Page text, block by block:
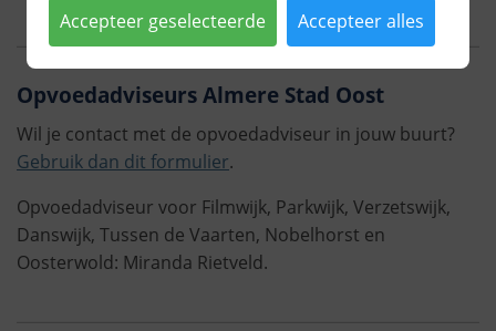
Opvoedadviseurs Almere Stad Oost
Wil je contact met de opvoedadviseur in jouw buurt?
Gebruik dan dit formulier.
Opvoedadviseur voor Filmwijk, Parkwijk, Verzetswijk,
Danswijk, Tussen de Vaarten, Nobelhorst en
Oosterwold: Miranda Rietveld.
Accepteer geselecteerde Accepteer alles